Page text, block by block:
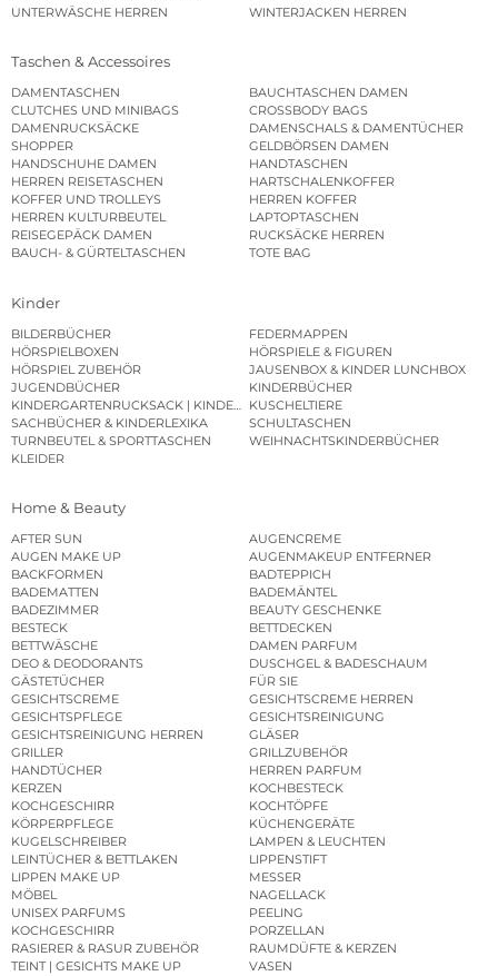
UNTERWÄSCHE HERREN
WINTERJACKEN HERREN
Taschen & Accessoires
DAMENTASCHEN
BAUCHTASCHEN DAMEN
CLUTCHES UND MINIBAGS
CROSSBODY BAGS
DAMENRUCKSÄCKE
DAMENSCHALS & DAMENTÜCHER
SHOPPER
GELDBÖRSEN DAMEN
HANDSCHUHE DAMEN
HANDTASCHEN
HERREN REISETASCHEN
HARTSCHALENKOFFER
KOFFER UND TROLLEYS
HERREN KOFFER
HERREN KULTURBEUTEL
LAPTOPTASCHEN
REISEGEPÄCK DAMEN
RUCKSÄCKE HERREN
BAUCH- & GÜRTELTASCHEN
TOTE BAG
Kinder
BILDERBÜCHER
FEDERMAPPEN
HÖRSPIELBOXEN
HÖRSPIELE & FIGUREN
HÖRSPIEL ZUBEHÖR
JAUSENBOX & KINDER LUNCHBOX
JUGENDBÜCHER
KINDERBÜCHER
KINDERGARTENRUCKSACK | KINDERGARTENBEUTEL
KUSCHELTIERE
SACHBÜCHER & KINDERLEXIKA
SCHULTASCHEN
TURNBEUTEL & SPORTTASCHEN
WEIHNACHTSKINDERBÜCHER
KLEIDER
Home & Beauty
AFTER SUN
AUGENCREME
AUGEN MAKE UP
AUGENMAKEUP ENTFERNER
BACKFORMEN
BADTEPPICH
BADEMATTEN
BADEMÄNTEL
BADEZIMMER
BEAUTY GESCHENKE
BESTECK
BETTDECKEN
BETTWÄSCHE
DAMEN PARFUM
DEO & DEODORANTS
DUSCHGEL & BADESCHAUM
GÄSTETÜCHER
FÜR SIE
GESICHTSCREME
GESICHTSCREME HERREN
GESICHTSPFLEGE
GESICHTSREINIGUNG
GESICHTSREINIGUNG HERREN
GLÄSER
GRILLER
GRILLZUBEHÖR
HANDTÜCHER
HERREN PARFUM
KERZEN
KOCHBESTECK
KOCHGESCHIRR
KOCHTÖPFE
KÖRPERPFLEGE
KÜCHENGERÄTE
KUGELSCHREIBER
LAMPEN & LEUCHTEN
LEINTÜCHER & BETTLAKEN
LIPPENSTIFT
LIPPEN MAKE UP
MESSER
MÖBEL
NAGELLACK
UNISEX PARFUMS
PEELING
KOCHGESCHIRR
PORZELLAN
RASIERER & RASUR ZUBEHÖR
RAUMDÜFTE & KERZEN
TEINT | GESICHTS MAKE UP
VASEN